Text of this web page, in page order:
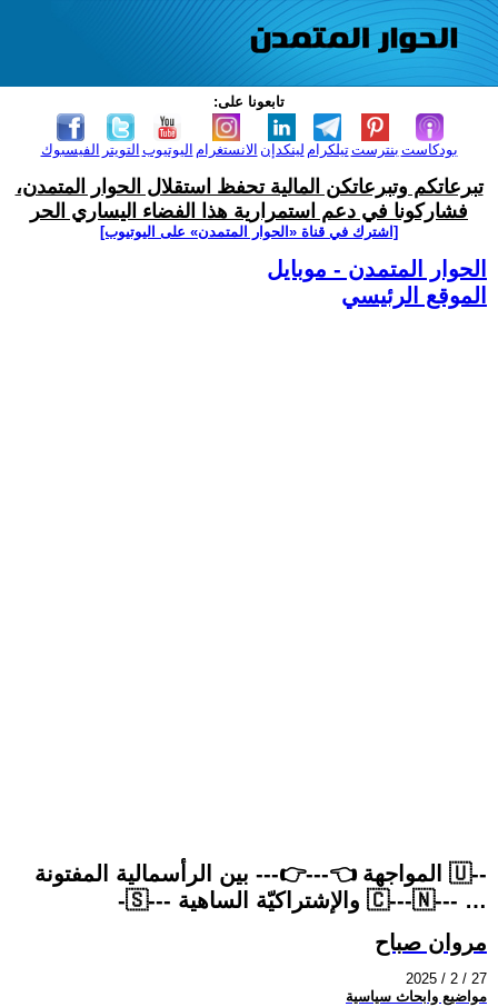
تابعونا على:
الفيسبوك التويتر اليوتيوب الانستغرام لينكدإن تيلكرامبنترست بودكاست
تبرعاتكم وتبرعاتكن المالية تحفظ استقلال الحوار المتمدن،
فشاركونا في دعم استمرارية هذا الفضاء اليساري الحر
[اشترك في قناة ‫«الحوار المتمدن» على اليوتيوب]
الحوار المتمدن - موبايل
الموقع الرئيسي
المواجهة 👈---👉--- بين الرأسمالية المفتونة 🇺--
-🇸--- والإشتراكيّة الساهية 🇨---🇳--- …
مروان صباح
2025 / 2 / 27
مواضيع وابحاث سياسية